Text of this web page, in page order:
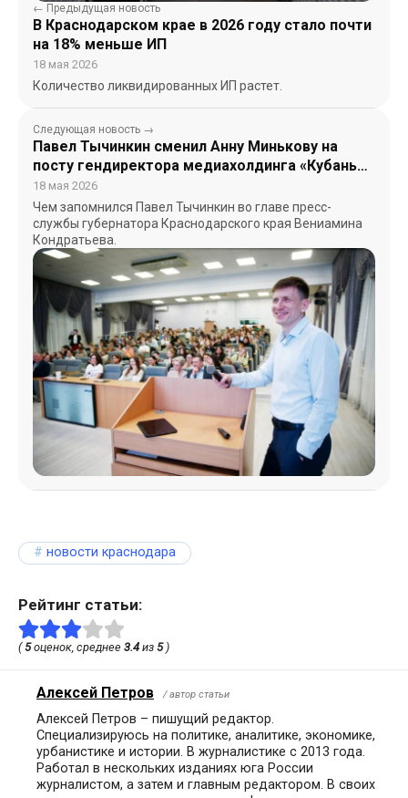
← Предыдущая новость
В Краснодарском крае в 2026 году стало почти
на 18% меньше ИП
18 мая 2026
Количество ликвидированных ИП растет.
Следующая новость →
Павел Тычинкин сменил Анну Минькову на
посту гендиректора медиахолдинга «Кубань
24»
18 мая 2026
Чем запомнился Павел Тычинкин во главе пресс-
службы губернатора Краснодарского края Вениамина
Кондратьева.
новости краснодара
Рейтинг статьи:
(5оценок, среднее 3.4 из 5)
Алексей Петров / автор статьи
Алексей Петров – пишущий редактор.
Специализируюсь на политике, аналитике, экономике,
урбанистике и истории. В журналистике с 2013 года.
Работал в нескольких изданиях юга России
журналистом, а затем и главным редактором. В своих